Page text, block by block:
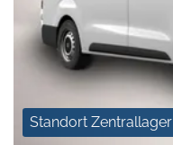
Standort Zentrallager